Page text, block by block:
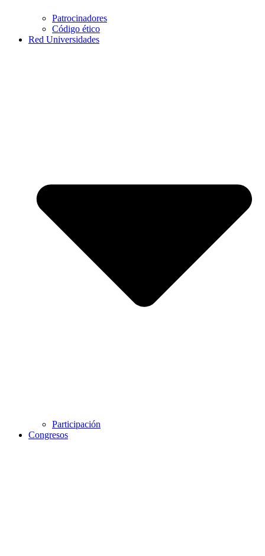
Patrocinadores
Código ético
Red Universidades
Participación
Congresos